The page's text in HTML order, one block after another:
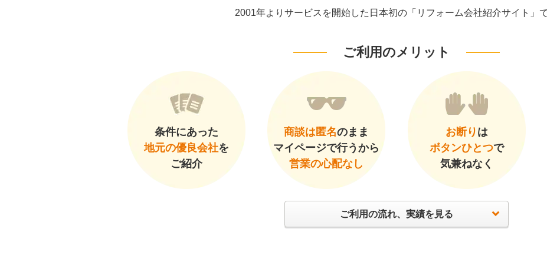
2001年よりサービスを開始した日本初の「リフォーム会社紹介サイト」
ご利用のメリット
条件にあった
地元の優良会社を
ご紹介
商談は匿名のまま
マイページで行うから
営業の心配なし
お断り は
ボタンひとつで
気兼ねなく
ご利用の流れ、実績を見る